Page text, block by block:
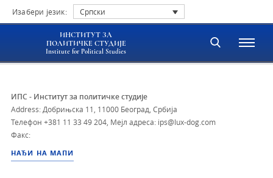
Изабери језик: Српски
ИНСТИТУТ ЗА
ПОЛИТИЧКЕ СТУДИЈЕ
Institute for Political Studies
ИПС - Институт за политичке студије
Address: Добрињска 11, 11000 Београд, Србија
Телефон +381 11 33 49 204 Мејл адреса: ips@lux-dog.com
Факс:
НАЂИ НА МАПИ